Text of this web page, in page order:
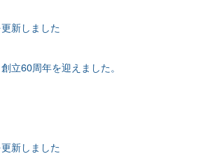
新しました
立60周年を迎えました。
新しました